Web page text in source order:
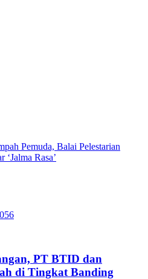
Pemuda, Balai Pelestarian
Rasa’
PT BTID dan
di Tingkat Banding